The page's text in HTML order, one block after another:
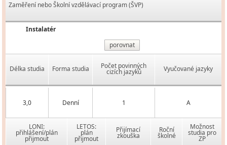
Zaměření nebo Školní vzdělávací program (ŠVP)
Instalatér
porovnat
Délka studia Forma studia Počet povinných
cizích jazyků Vyučované jazyky
3,0 Denní 1 A
LONI:
přihlášení/plán
přijmout
LETOS:
plán
přijmout
Přijímací
zkouška
Roční
školné
Možnost
studia pro
ZP